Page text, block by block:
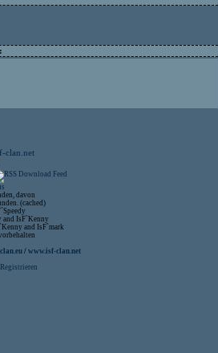
clan.net
davon
(cached)
and IsF`Kenny
and IsF`mark
/ www.isf-clan.net
Registrieren